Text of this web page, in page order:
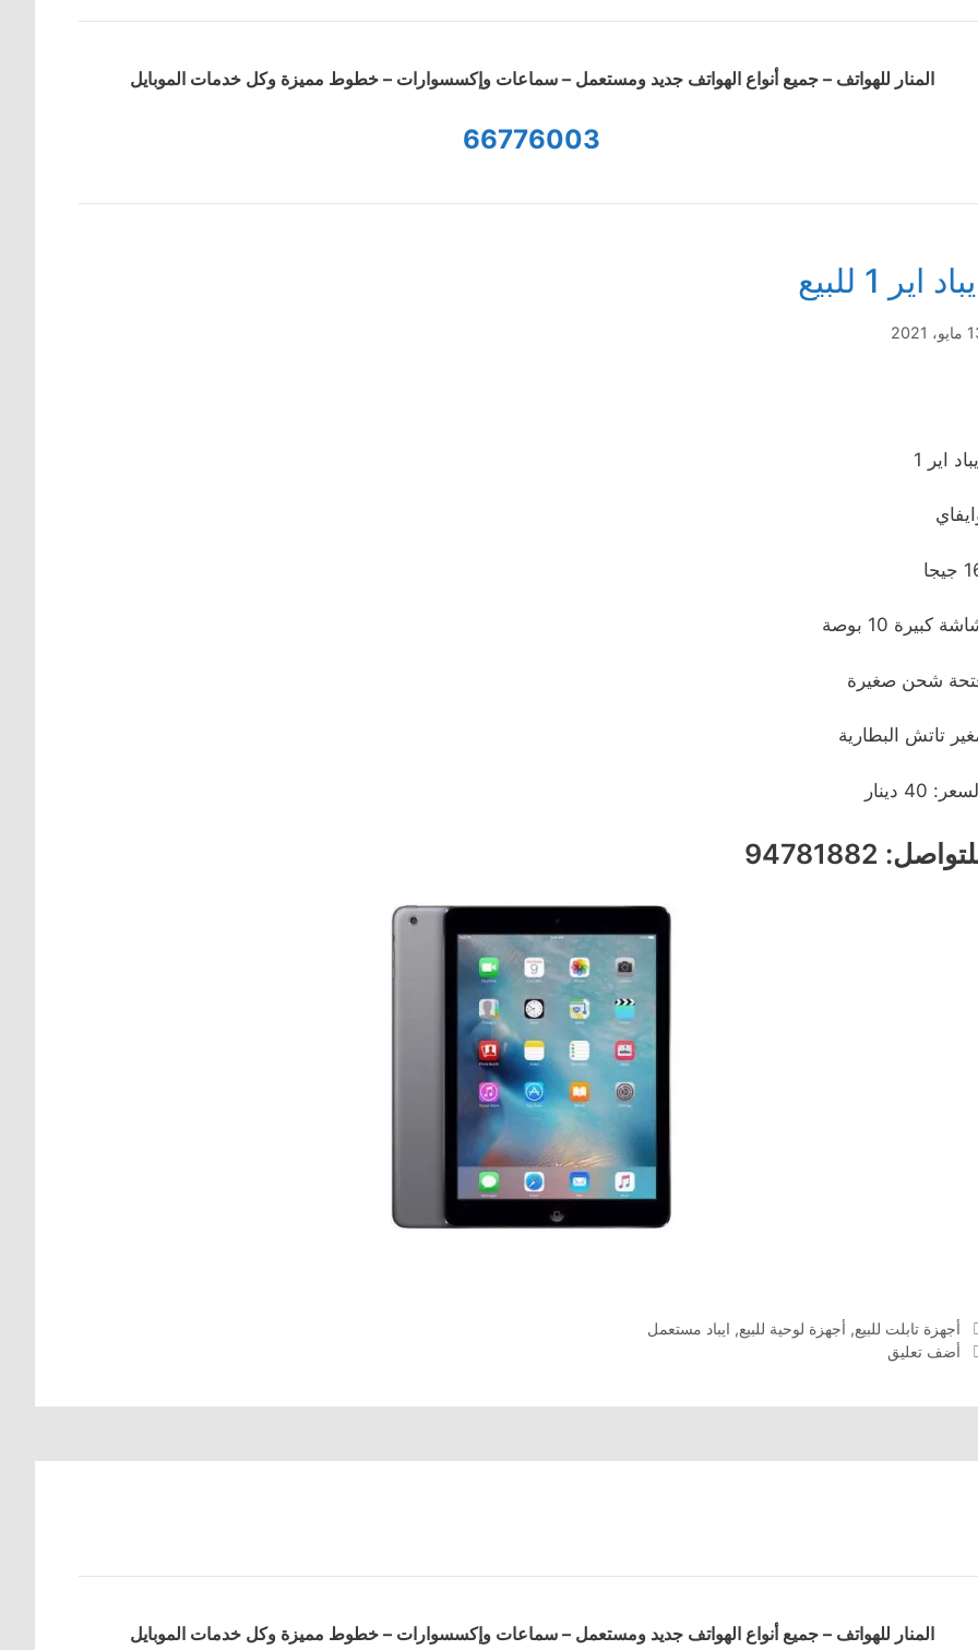
المنار للهواتف – جميع أنواع الهواتف جديد ومستعمل – سماعات وإكسسوارات – خطوط مميزة وكل خدمات الموبايل
66776003
اير 1 للبيع
2021
اير 1
كبيرة 10 بوصة
شحن صغيرة
تاتش البطارية
40 دينار
94781882
التصنيفات
أجهزة تابلت للبيع, أجهزة لوحية للبيع, ايباد مستعمل
أضف تعليق
المنار للهواتف – جميع أنواع الهواتف جديد ومستعمل – سماعات وإكسسوارات – خطوط مميزة وكل خدمات الموبايل